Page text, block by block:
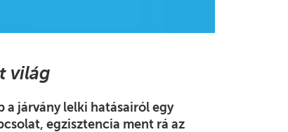
világ
a járvány lelki hatásairól egy
egzisztencia ment rá az